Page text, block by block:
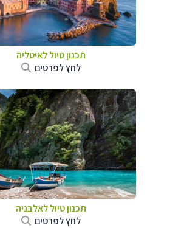
תכנון טיול לאיטליה
לחץ לפרטים
תכנון טיול לאלבניה
לחץ לפרטים